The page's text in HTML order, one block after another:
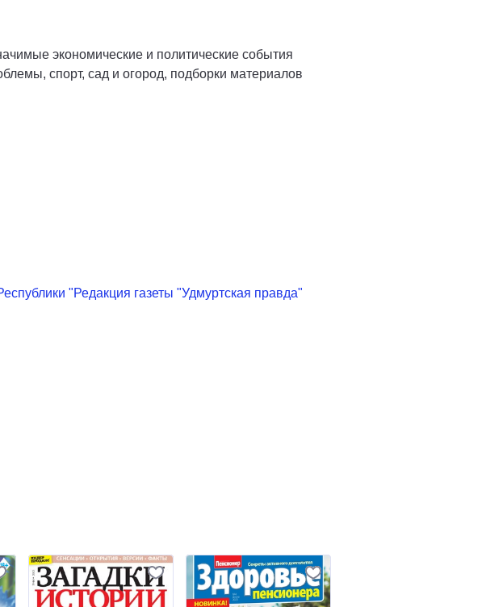
экономические и политические события
спорт, сад и огород, подборки материалов
"Редакция газеты "Удмуртская правда"